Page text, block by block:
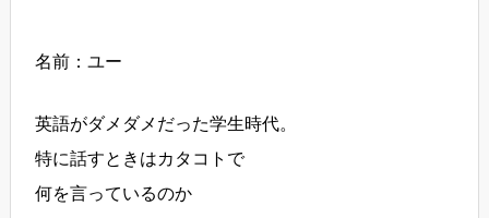
名前：ユー
英語がダメダメだった学生時代。
特に話すときはカタコトで
何を言っているのか